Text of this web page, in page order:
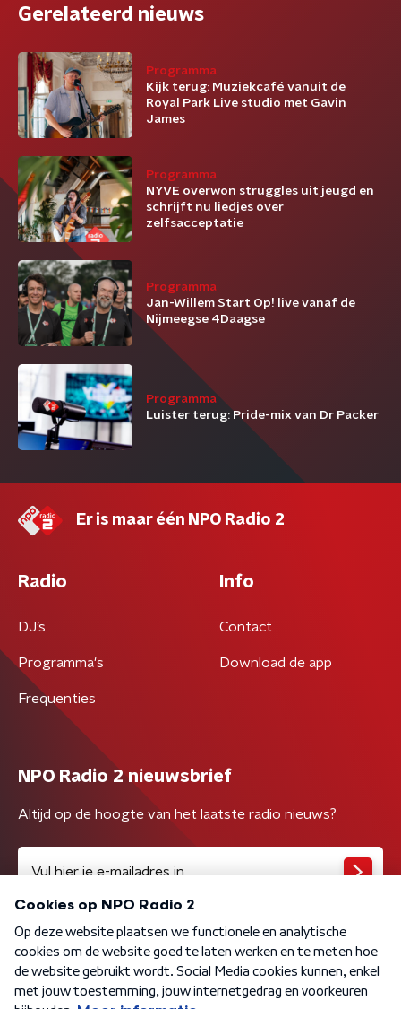
Gerelateerd nieuws
Programma
Kijk terug: Muziekcafé vanuit de
Royal Park Live studio met Gavin
James
Programma
NYVE overwon struggles uit jeugd en
schrijft nu liedjes over
zelfsacceptatie
Programma
Jan-Willem Start Op! live vanaf de
Nijmeegse 4Daagse
Programma
Luister terug: Pride-mix van Dr Packer
Er is maar één NPO Radio 2
Radio
DJ’s
Programma's
Frequenties
Info
Contact
Download de app
NPO Radio 2 nieuwsbrief
Altijd op de hoogte van het laatste radio nieuws?
Algemene voorwaarden